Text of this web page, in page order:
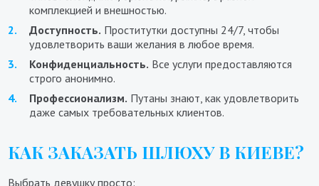
комплекцией и внешностью.
Доступность. Проститутки доступны 24/7, чтобы
удовлетворить ваши желания в любое время.
Конфиденциальность. Все услуги предоставляются
строго анонимно.
Профессионализм. Путаны знают, как удовлетворить
даже самых требовательных клиентов.
КАК ЗАКАЗАТЬ ШЛЮХУ В КИЕВЕ?
Выбрать девушку просто: